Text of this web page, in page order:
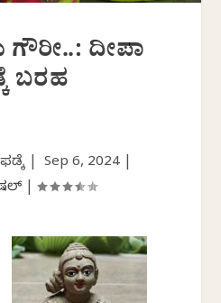
ದೀಪಾ
ಬರಹ
ಫಡ್ಕೆ | Sep 6, 2024
|